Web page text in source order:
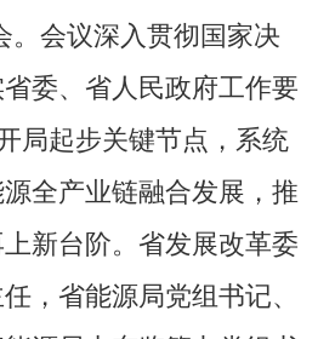
。会议深入贯彻国家决
委、省人民政府工作要
局起步关键节点，系统
全产业链融合发展，推
新台阶。省发展改革委
，省能源局党组书记、